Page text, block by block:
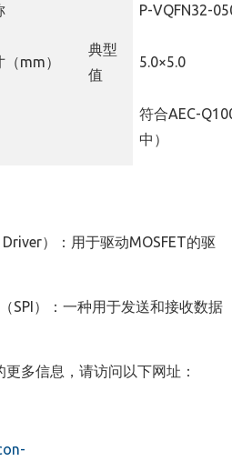
P-VQFN32-
（mm）
典型
值
5.0×5.0
符合AEC-
中）
）：用于驱动MOSFET的驱
SPI）：一种用于发送和接收数据
多信息，请访问以下网址：